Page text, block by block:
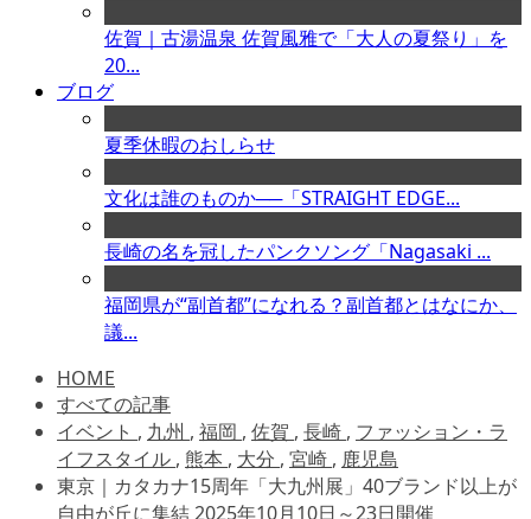
佐賀｜古湯温泉 佐賀風雅で「大人の夏祭り」を
20...
ブログ
夏季休暇のおしらせ
文化は誰のものか──「STRAIGHT EDGE...
長崎の名を冠したパンクソング「Nagasaki ...
福岡県が“副首都”になれる？副首都とはなにか、
議...
HOME
すべての記事
イベント , 九州 , 福岡 , 佐賀 , 長崎 , ファッション・ラ
イフスタイル , 熊本 , 大分 , 宮崎 , 鹿児島
東京｜カタカナ15周年「大九州展」40ブランド以上が
自由が丘に集結 2025年10月10日～23日開催